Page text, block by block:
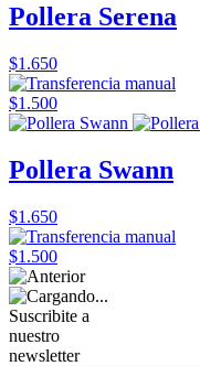
Pollera Serena
$1.650
$1.500
Pollera Swann
$1.650
$1.500
Suscribite a
nuestro
newsletter